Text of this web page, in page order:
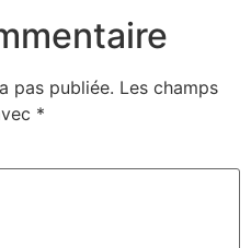
pas publiée. Les champs
*